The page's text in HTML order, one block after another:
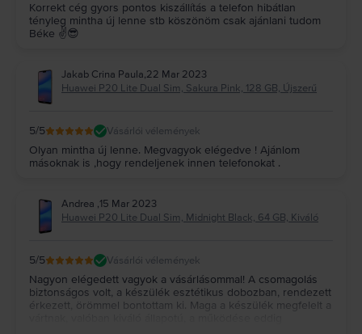
Korrekt cég gyors pontos kiszállítás a telefon hibátlan
tényleg mintha új lenne stb köszönöm csak ajánlani tudom
Béke ✌️😎
Jakab Crina Paula,22 Mar 2023
Huawei P20 Lite Dual Sim, Sakura Pink, 128 GB, Újszerű
5/5 Vásárlói vélemények
Olyan mintha új lenne. Megvagyok elégedve ! Ajánlom
másoknak is ,hogy rendeljenek innen telefonokat .
Andrea ,15 Mar 2023
Huawei P20 Lite Dual Sim, Midnight Black, 64 GB, Kiváló
5/5 Vásárlói vélemények
Nagyon elégedett vagyok a vásárlásommal! A csomagolás
biztonságos volt, a készülék esztétikus dobozban, rendezett
érkezett, örömmel bontottam ki. Maga a készülék megfelelt a